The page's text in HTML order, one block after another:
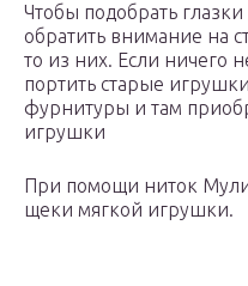
Чтобы подобрать
обратить внимание на
то из них. Если ничего
портить старые
фурнитуры и там
игрушки
При помощи ниток
щеки мягкой игрушки.